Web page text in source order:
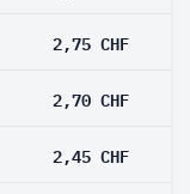
2,75 CHF
2,70 CHF
2,45 CHF